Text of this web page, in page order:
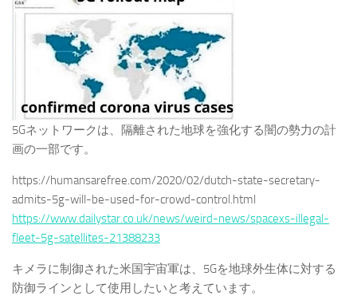
5Gネットワ​​ークは、隔離された地球を強化する闇の勢力の計
画の一部です。
https://humansarefree.com/2020/02/dutch-state-secretary-
admits-5g-will-be-used-for-crowd-control.html
https://www.dailystar.co.uk/news/weird-news/spacexs-illegal-
fleet-5g-satellites-21388233
キメラに制御された米国宇宙軍は、5Gを地球外生体に対する
防御ラインとして使用したいと考えています。